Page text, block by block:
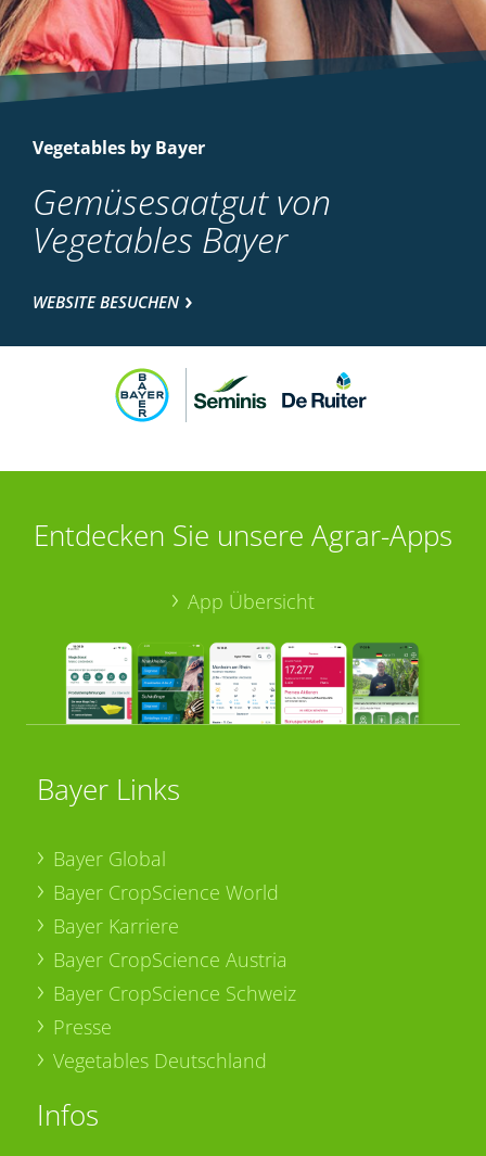
Vegetables by Bayer
Gemüsesaatgut von
Vegetables Bayer
WEBSITE BESUCHEN
Entdecken Sie unsere Agrar-Apps
App Übersicht
Bayer Links
Bayer Global
Bayer CropScience World
Bayer Karriere
Bayer CropScience Austria
Bayer CropScience Schweiz
Presse
Vegetables Deutschland
Infos